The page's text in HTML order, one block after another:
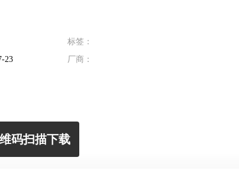
标签：
23 厂商：
码扫描下载